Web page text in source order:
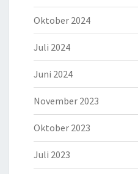
Oktober 2024
Juli 2024
Juni 2024
November 2023
Oktober 2023
Juli 2023